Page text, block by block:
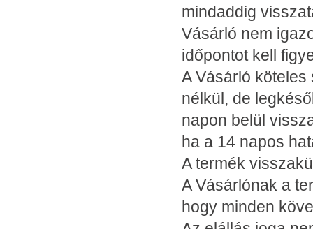
mindaddig
Vásárló nem
időpontot kell
A Vásárló
nélkül, de
napon belül
ha a 14 napos
A termék
A Vásárlónak a
hogy minden